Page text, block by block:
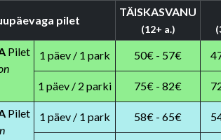
pilet
TÄISKASVANU
(12+ a.)
Pilet
1 päev / 1 park 50€ - 57€
1 päev / 2 parki 75€ - 82€
Pilet
1 päev / 1 park 58€ - 65€